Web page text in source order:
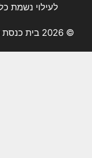
לעילוי נשמת
© 2026 בית כנסת משכן כדורי